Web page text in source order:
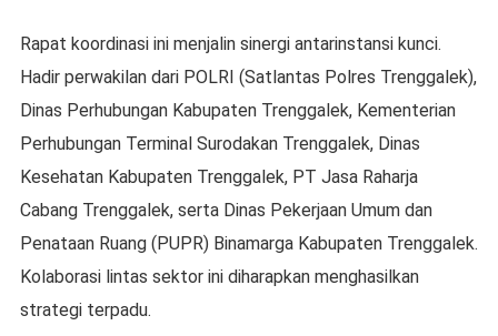
Rapat koordinasi ini menjalin sinergi antarinstansi kunci.
Hadir perwakilan dari POLRI (Satlantas Polres Trenggalek),
Dinas Perhubungan Kabupaten Trenggalek, Kementerian
Perhubungan Terminal Surodakan Trenggalek, Dinas
Kesehatan Kabupaten Trenggalek, PT Jasa Raharja
Cabang Trenggalek, serta Dinas Pekerjaan Umum dan
Penataan Ruang (PUPR) Binamarga Kabupaten Trenggalek.
Kolaborasi lintas sektor ini diharapkan menghasilkan
strategi terpadu.